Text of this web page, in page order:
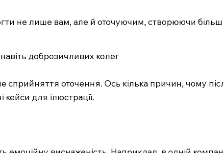
не лише вам, але й оточуючим, створюючи
доброзичливих колег
сприйняття оточення. Ось кілька причин, чому
для ілюстрації.